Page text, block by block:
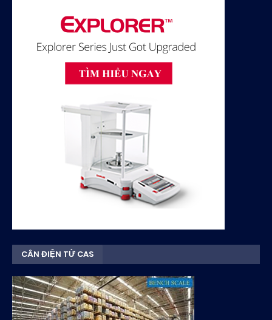
CÂN ĐIỆN TỬ CAS